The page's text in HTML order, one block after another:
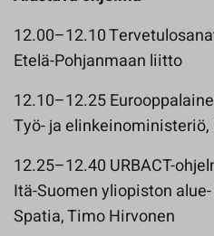
12.00–12.10
Etelä-Pohjanmaan liitto
12.10–12.25
Työ- ja
12.25–12.40 URBACT-
Itä-Suomen yliopiston
Spatia, Timo Hirvonen